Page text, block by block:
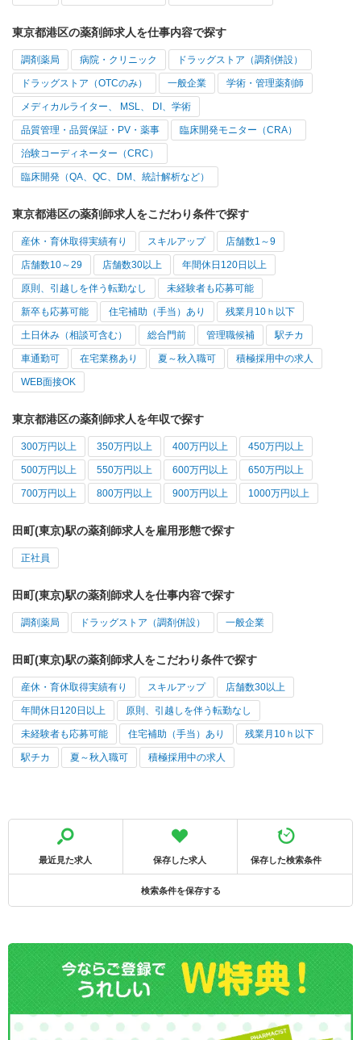
東京都港区の薬剤師求人を仕事内容で探す
調剤薬局 病院・クリニック ドラッグストア（調剤併設）
ドラッグストア（OTCのみ） 一般企業 学術・管理薬剤師
メディカルライター、 MSL、 DI、学術
品質管理・品質保証・PV・薬事 臨床開発モニター（CRA）
治験コーディネーター（CRC）
臨床開発（QA、QC、DM、統計解析など）
東京都港区の薬剤師求人をこだわり条件で探す
産休・育休取得実績有り スキルアップ 店舗数1～9
店舗数10～29 店舗数30以上 年間休日120日以上
原則、引越しを伴う転勤なし 未経験者も応募可能
新卒も応募可能 住宅補助（手当）あり 残業月10ｈ以下
土日休み（相談可含む） 総合門前 管理職候補 駅チカ
車通勤可 在宅業務あり 夏～秋入職可 積極採用中の求人
WEB面接OK
東京都港区の薬剤師求人を年収で探す
300万円以上 350万円以上 400万円以上 450万円以上
500万円以上 550万円以上 600万円以上 650万円以上
700万円以上 800万円以上 900万円以上 1000万円以上
田町(東京)駅の薬剤師求人を雇用形態で探す
正社員
田町(東京)駅の薬剤師求人を仕事内容で探す
調剤薬局 ドラッグストア（調剤併設） 一般企業
田町(東京)駅の薬剤師求人をこだわり条件で探す
産休・育休取得実績有り スキルアップ 店舗数30以上
年間休日120日以上 原則、引越しを伴う転勤なし
未経験者も応募可能 住宅補助（手当）あり 残業月10ｈ以下
駅チカ 夏～秋入職可 積極採用中の求人
最近見た求人 保存した求人 保存した検索条件
検索条件を保存する